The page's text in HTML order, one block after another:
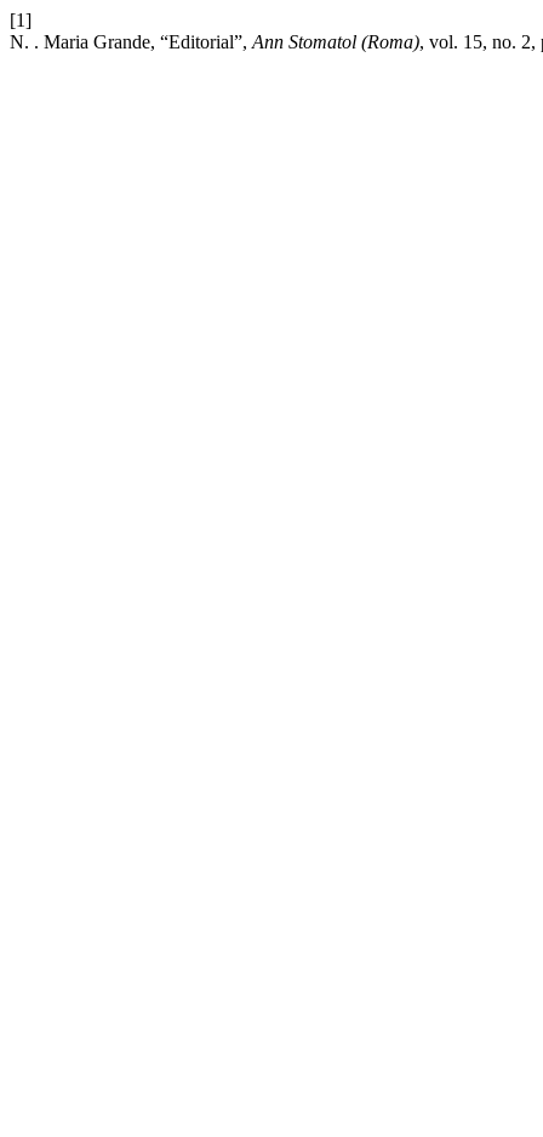
[1]
N. . Maria Grande, “Editorial”, Ann Stomatol (Roma), vol. 15, no. 2,